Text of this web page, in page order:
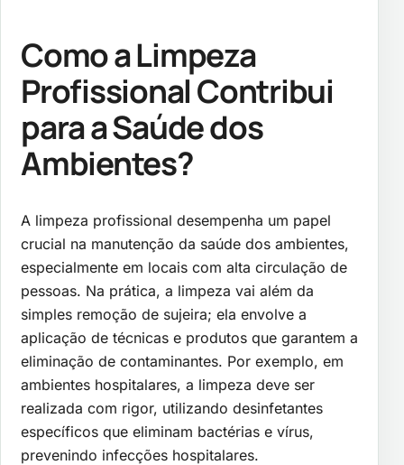
Como a Limpeza
Profissional Contribui
para a Saúde dos
Ambientes?
A limpeza profissional desempenha um papel
crucial na manutenção da saúde dos ambientes,
especialmente em locais com alta circulação de
pessoas. Na prática, a limpeza vai além da
simples remoção de sujeira; ela envolve a
aplicação de técnicas e produtos que garantem a
eliminação de contaminantes. Por exemplo, em
ambientes hospitalares, a limpeza deve ser
realizada com rigor, utilizando desinfetantes
específicos que eliminam bactérias e vírus,
prevenindo infecções hospitalares.